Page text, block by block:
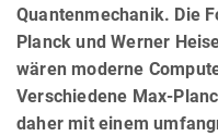
Quantenmechanik. Die
Planck und Werner
wären moderne
Verschiedene Max-
daher mit einem